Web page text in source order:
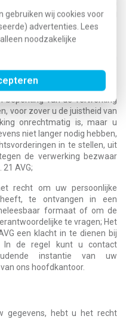
gebruiken wij cookies voor
advertenties. Lees
alleen noodzakelijke
recht te verzoeken om
persoonsgegevens, tenzij
van meningsuiting en van
verplichting na te
belang, of voor het doen
van rechtsvorderingen is
beperking van de verwerking
voor zover u de juistheid van
onrechtmatig is, maar u
niet langer nodig hebben,
in te stellen, uit
de verwerking bezwaar
AVG;
recht om uw persoonlijke
te ontvangen in een
formaat of om de
te vragen; Het
een klacht in te dienen bij
In de regel kunt u contact
instantie van uw
ons hoofdkantoor.
gegevens, hebt u het recht